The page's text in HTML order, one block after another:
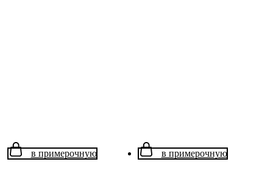
в примерочную в примерочную